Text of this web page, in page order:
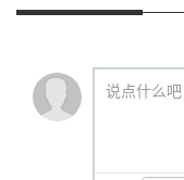
说点什么吧